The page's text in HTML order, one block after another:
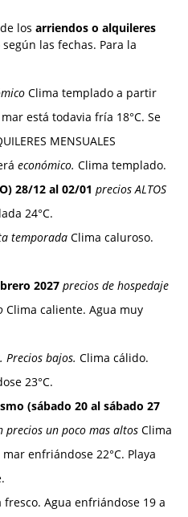
los arriendos o alquileres
las fechas. Para la
Clima templado a partir
está todavia fría 18°C. Se
MENSUALES
económico. Clima templado.
28/12 al 02/01 precios ALTOS
24°C.
temporada Clima caluroso.
2027 precios de hospedaje
Clima caliente. Agua muy
Precios bajos. Clima cálido.
23°C.
(sábado 20 al sábado 27
precios un poco mas altos Clima
enfriándose 22°C. Playa
fresco. Agua enfriándose 19 a